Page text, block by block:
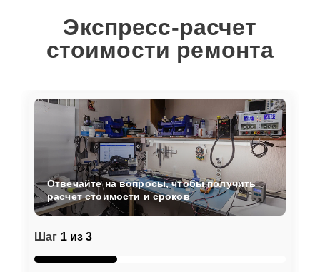
Экспресс-расчет
стоимости ремонта
Шаг 1 из 3
Отвечайте на вопросы, чтобы получить
расчет стоимости и сроков